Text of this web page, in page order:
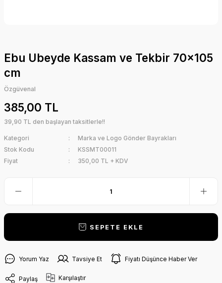
Ebu Ubeyde Kassam ve Tekbir 70x105
cm
Özgüvenal
385,00 TL
39,90 TL den başlayan taksitlerle!!
Kategori
Marka ve Logo Gönder Bayrakları
Stok Kodu
KSSMT00011
Fiyat
350,00 TL + KDV
SEPETE EKLE
Yorum Yaz Tavsiye Et Fiyatı Düşünce Haber Ver
Paylaş Karşılaştır